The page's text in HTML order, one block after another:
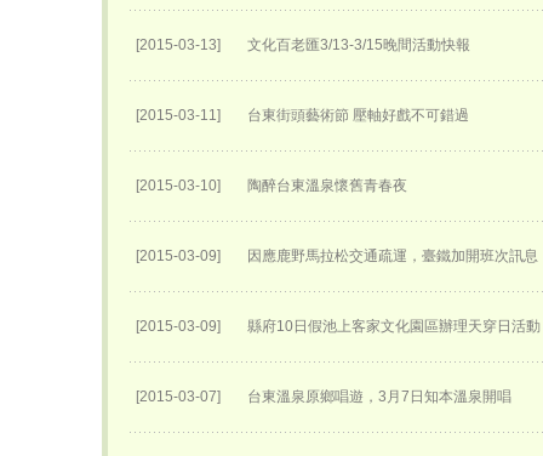
[2015-03-13] 文化百老匯3/13-3/15晚間活動快報
[2015-03-11] 台東街頭藝術節 壓軸好戲不可錯過
[2015-03-10] 陶醉台東溫泉懷舊青春夜
[2015-03-09] 因應鹿野馬拉松交通疏運，臺鐵加開班次訊息
[2015-03-09] 縣府10日假池上客家文化園區辦理天穿日活動
[2015-03-07] 台東溫泉原鄉唱遊，3月7日知本溫泉開唱